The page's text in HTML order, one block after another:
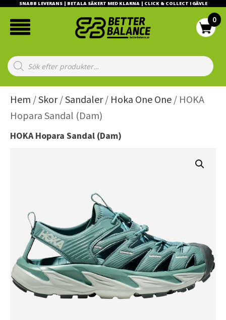
SNABB LEVERANS | BETALA SÄKERT MED KLARNA | CLICK & COLLECT I GÄVLE
Products
search
Hem /Skor/Sandaler/ Hoka One One / HOKA
Hopara Sandal (Dam)
HOKA Hopara Sandal (Dam)